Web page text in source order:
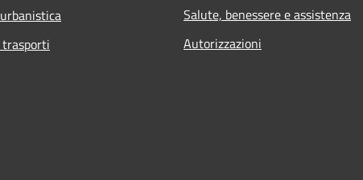
Salute, benessere e assistenza
Autorizzazioni